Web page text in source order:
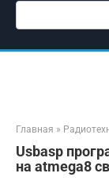
Поиск:
Главная »
Usbasp
на atmega8